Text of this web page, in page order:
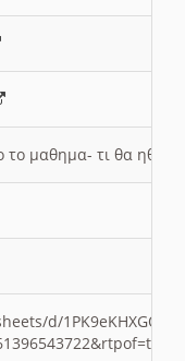
το μαθημα- τι θα
d/